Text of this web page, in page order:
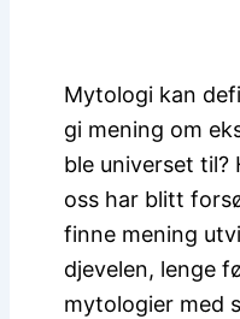
Mytologi kan
gi mening om
ble universet til?
oss har blitt
finne mening
djevelen, lenge
mytologier med